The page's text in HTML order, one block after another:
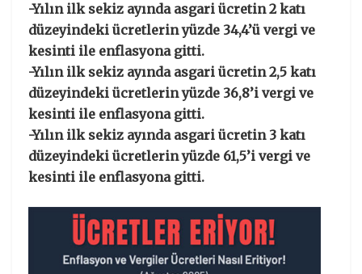
-Yılın ilk sekiz ayında asgari ücretin 2 katı
düzeyindeki ücretlerin yüzde 34,4’ü vergi ve
kesinti ile enflasyona gitti.
-Yılın ilk sekiz ayında asgari ücretin 2,5 katı
düzeyindeki ücretlerin yüzde 36,8’i vergi ve
kesinti ile enflasyona gitti.
-Yılın ilk sekiz ayında asgari ücretin 3 katı
düzeyindeki ücretlerin yüzde 61,5’i vergi ve
kesinti ile enflasyona gitti.